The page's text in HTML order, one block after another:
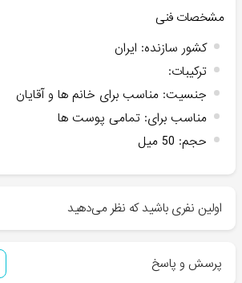
مشخصات فنی
کشور سازنده: ایران
ترکیبات:
جنسیت: مناسب برای خانم ها و آقایان
مناسب برای: تمامی پوست ها
حجم: 50 میل
اولین نفری باشید که نظر می‌دهید
پرسش و پاسخ